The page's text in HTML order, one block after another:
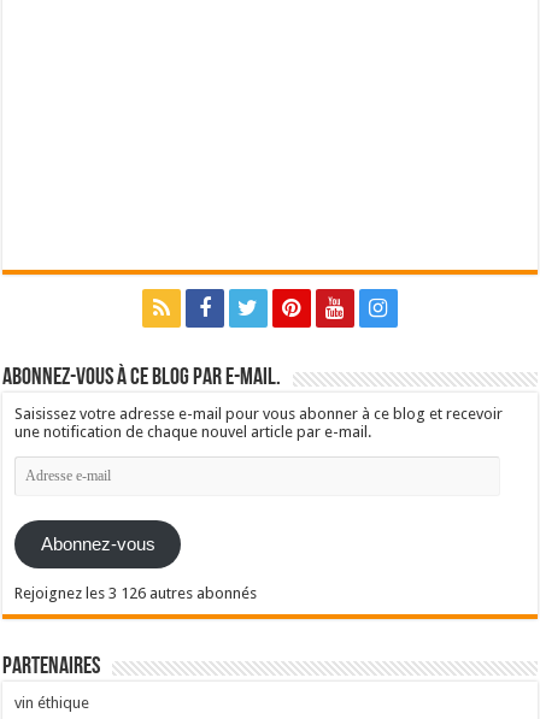
Abonnez-vous à ce blog par e-mail.
Saisissez votre adresse e-mail pour vous abonner à ce blog et recevoir
une notification de chaque nouvel article par e-mail.
Adresse
e-
Abonnez-vous
Rejoignez les 3 126 autres abonnés
Partenaires
vin éthique